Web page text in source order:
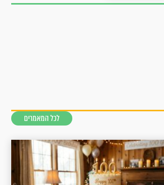
לכל המאמרים